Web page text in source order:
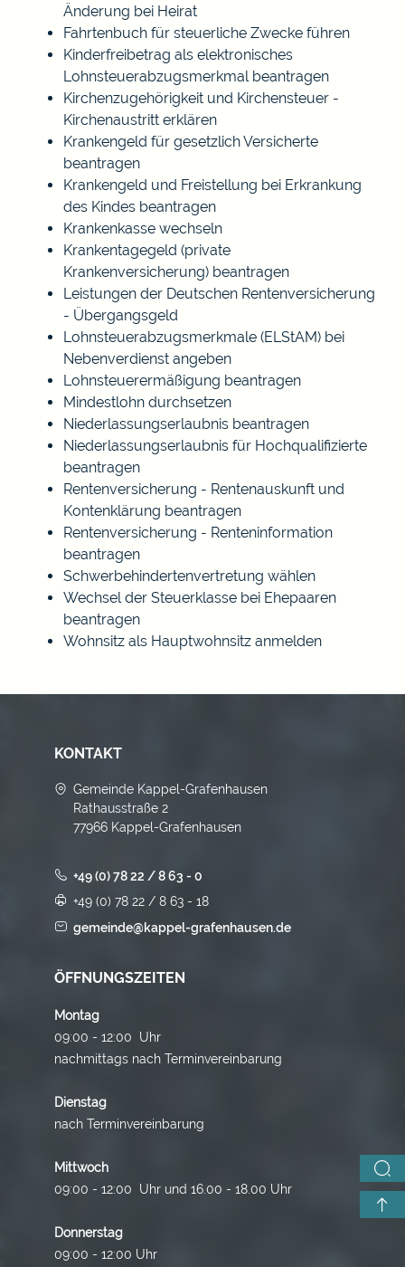
Änderung bei Heirat
Fahrtenbuch für steuerliche Zwecke führen
Kinderfreibetrag als elektronisches
Lohnsteuerabzugsmerkmal beantragen
Kirchenzugehörigkeit und Kirchensteuer -
Kirchenaustritt erklären
Krankengeld für gesetzlich Versicherte
beantragen
Krankengeld und Freistellung bei Erkrankung
des Kindes beantragen
Krankenkasse wechseln
Krankentagegeld (private
Krankenversicherung) beantragen
Leistungen der Deutschen Rentenversicherung
- Übergangsgeld
Lohnsteuerabzugsmerkmale (ELStAM) bei
Nebenverdienst angeben
Lohnsteuerermäßigung beantragen
Mindestlohn durchsetzen
Niederlassungserlaubnis beantragen
Niederlassungserlaubnis für Hochqualifizierte
beantragen
Rentenversicherung - Rentenauskunft und
Kontenklärung beantragen
Rentenversicherung - Renteninformation
beantragen
Schwerbehindertenvertretung wählen
Wechsel der Steuerklasse bei Ehepaaren
beantragen
Wohnsitz als Hauptwohnsitz anmelden
KONTAKT
Gemeinde Kappel-Grafenhausen
Rathausstraße 2
77966 Kappel-Grafenhausen
+49 (0) 78 22 / 8 63 - 0
+49 (0) 78 22 / 8 63 - 18
gemeinde@kappel-grafenhausen.de
ÖFFNUNGSZEITEN
Montag
09:00 - 12:00 Uhr
nachmittags nach Terminvereinbarung
Dienstag
nach Terminvereinbarung
Mittwoch
09:00 - 12:00 Uhr und 16.00 - 18.00 Uhr
Donnerstag
09:00 - 12:00 Uhr